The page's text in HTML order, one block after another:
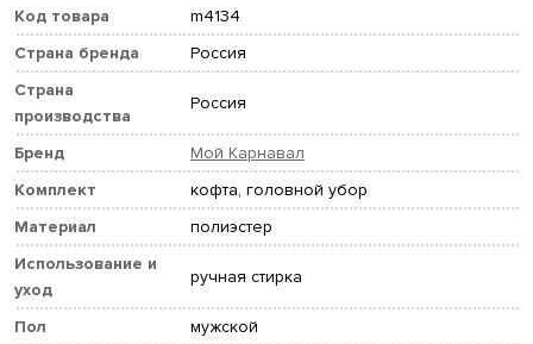
Код товара
m4134
Страна бренда
Россия
Страна
производства
Россия
Бренд
Мой Карнавал
Комплект
кофта, головной убор
Материал
полиэстер
Использование и
уход
ручная стирка
Пол
мужской